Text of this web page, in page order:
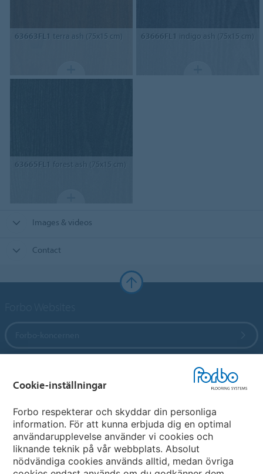
63663FL1 terra ash (75x15 cm) 63666FL1 indigo ash (75x15 cm)
63665FL1 forest ash (75x15 cm)
Images & videos
Contact
Välj land
Cookie-inställningar
Forbo respekterar och skyddar din personliga
information. För att kunna erbjuda dig en optimal
användarupplevelse använder vi cookies och
liknande teknik på vår webbplats. Absolut
nödvändiga cookies används alltid, medan övriga